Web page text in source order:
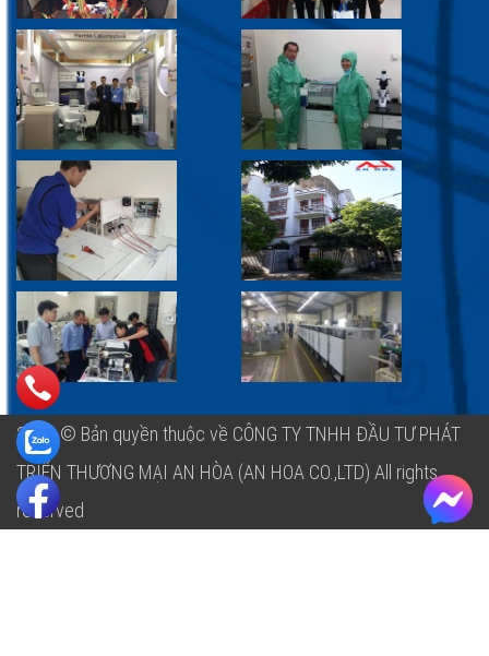
2018 © Bản quyền thuộc về CÔNG TY TNHH ĐẦU TƯ PHÁT
TRIỂN THƯƠNG MẠI AN HÒA (AN HOA CO.,LTD) All rights
reserved